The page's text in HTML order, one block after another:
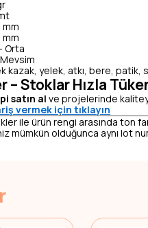
mm
mm
Orta
kazak, yelek, atkı, bere,
– Stoklar Hızla
satın al ve projelerinde
vermek için tıklayın
ile ürün rengi arasında ton
mümkün olduğunca aynı lot